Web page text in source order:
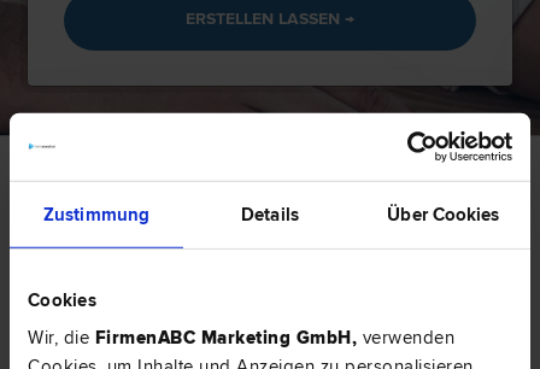
Zustimmung Details Über Cookies
Cookies
Wir, die FirmenABC Marketing GmbH, verwenden
ERSTELLEN LASSEN →
So einfach funktionierts